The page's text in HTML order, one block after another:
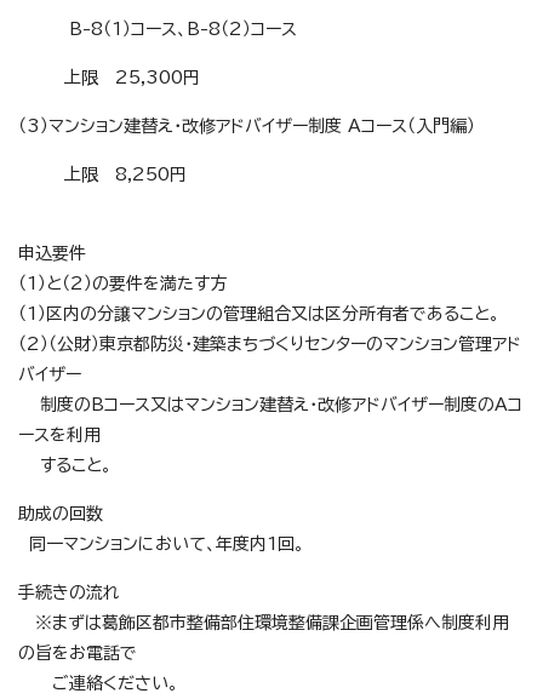
B-8（1）コース、B-8（2）コース
上限 25,300円
（3）マンション建替え・改修アドバイザー制度 Aコース（入門編）
上限 8,250円
申込要件
（1）と（2）の要件を満たす方
（1）区内の分譲マンションの管理組合又は区分所有者であること。
（2）（公財）東京都防災・建築まちづくりセンターのマンション管理アド
バイザー
制度のBコース又はマンション建替え・改修アドバイザー制度のAコ
ースを利用
すること。
助成の回数
同一マンションにおいて、年度内1回。
手続きの流れ
※まずは葛飾区都市整備部住環境整備課企画管理係へ制度利用
の旨をお電話で
ご連絡ください。